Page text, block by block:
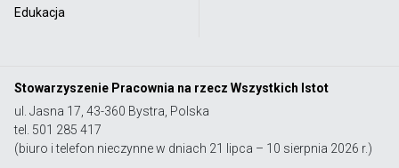
Edukacja
Stowarzyszenie Pracownia na rzecz Wszystkich Istot
ul. Jasna 17, 43-360 Bystra, Polska
tel. 501 285 417
(biuro i telefon nieczynne w dniach 21 lipca – 10 sierpnia 2026 r.)